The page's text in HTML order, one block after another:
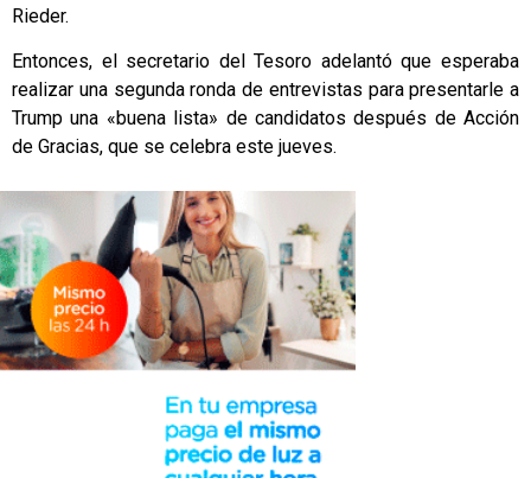
Rieder.
Entonces, el secretario del Tesoro adelantó que esperaba
realizar una segunda ronda de entrevistas para presentarle a
Trump una «buena lista» de candidatos después de Acción
de Gracias, que se celebra este jueves.